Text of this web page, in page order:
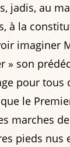
jadis, au
à la
imaginer
» son
pour tous
le
marches
pieds nus